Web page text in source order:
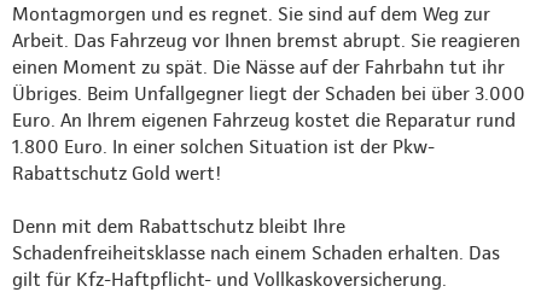
Montagmorgen und es regnet. Sie sind auf dem Weg zur
Arbeit. Das Fahrzeug vor Ihnen bremst abrupt. Sie reagieren
einen Moment zu spät. Die Nässe auf der Fahrbahn tut ihr
Übriges. Beim Unfallgegner liegt der Schaden bei über 3.000
Euro. An Ihrem eigenen Fahrzeug kostet die Reparatur rund
1.800 Euro. In einer solchen Situation ist der Pkw-
Rabattschutz Gold wert!
Denn mit dem Rabattschutz bleibt Ihre
Schadenfreiheitsklasse nach einem Schaden erhalten. Das
gilt für Kfz-Haftpflicht- und Vollkaskoversicherung.